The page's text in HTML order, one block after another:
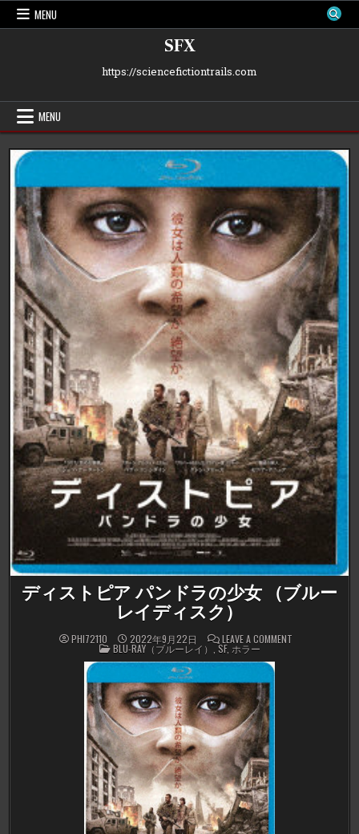
Skip
MENU
SFX
https://sciencefictiontrails.com
MENU
ディストピア パンドラの少女 （ブルー
レイディスク）
PHI72110 2022年9月22日 LEAVE A COMMENTON
POSTED
IN
BLU-RAY（ブルーレイ） ,SF,ホラー